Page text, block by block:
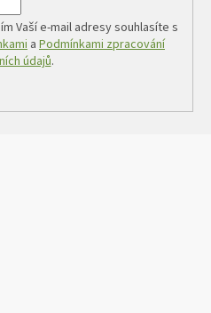
Vaší e-mail adresy souhlasíte s
a Podmínkami zpracování
údajů.